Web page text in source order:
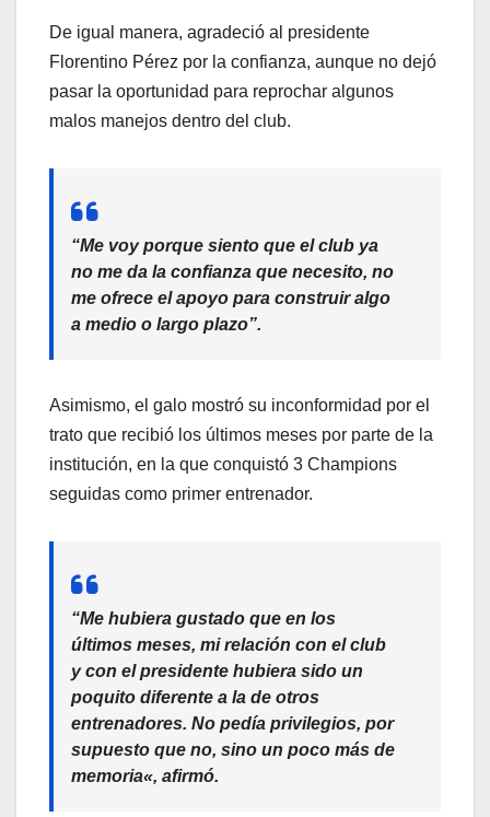
De igual manera, agradeció al presidente
Florentino Pérez por la confianza, aunque no dejó
pasar la oportunidad para reprochar algunos
malos manejos dentro del club.
“Me voy porque siento que el club ya
no me da la confianza que necesito, no
me ofrece el apoyo para construir algo
a medio o largo plazo”.
Asimismo, el galo mostró su inconformidad por el
trato que recibió los últimos meses por parte de la
institución, en la que conquistó 3 Champions
seguidas como primer entrenador.
“Me hubiera gustado que en los
últimos meses, mi relación con el club
y con el presidente hubiera sido un
poquito diferente a la de otros
entrenadores. No pedía privilegios, por
supuesto que no, sino un poco más de
memoria«, afirmó.